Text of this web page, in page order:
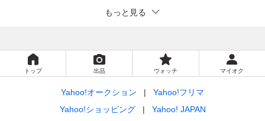
もっと見る
トップ 出品 ウォッチ マイオク
Yahoo!オークション
Yahoo!フリマ
Yahoo!ショッピング
Yahoo! JAPAN